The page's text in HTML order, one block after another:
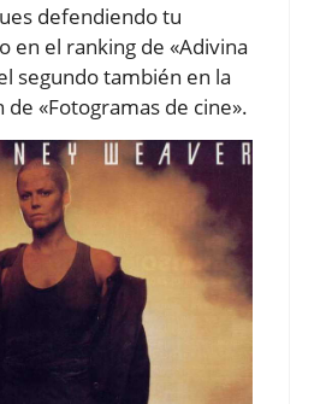
defendiendo tu
en el ranking de «Adivina
segundo también en la
de «Fotogramas de cine».